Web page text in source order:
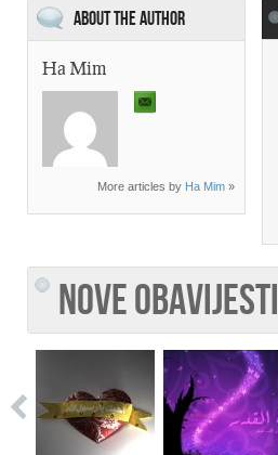
About the Author
Ha Mim
More articles by Ha Mim »
NOVE OBAVIJESTI